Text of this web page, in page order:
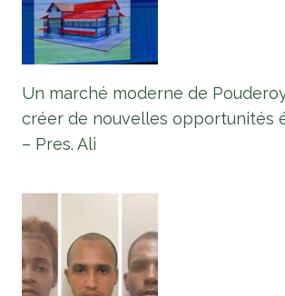
Un marché moderne de
créer de nouvelles opportunités
– Pres. Ali